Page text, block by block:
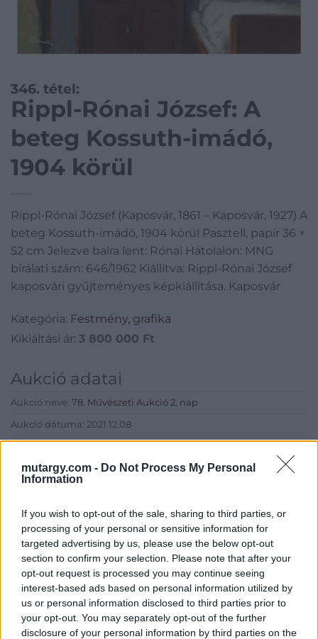
mutargy.com - Do Not Process My Personal
Information
If you wish to opt-out of the sale, sharing to third parties, or
processing of your personal or sensitive information for
targeted advertising by us, please use the below opt-out
section to confirm your selection. Please note that after your
opt-out request is processed you may continue seeing
interest-based ads based on personal information utilized by
us or personal information disclosed to third parties prior to
your opt-out. You may separately opt-out of the further
disclosure of your personal information by third parties on the
346. tétel:
Rippl-Rónai József: A
beteg Kossuth-imádó,
1904 körül
Rippl-Rónai József (Kaposvár, 1861 – Kaposvár, 1927) A
beteg Kossuth-imádó, 1904 körül Pasztell, papír 36 ×
52 cm Jelezve balra lent: Rónai Hátolalon: MNG
bírálati szám: 646/1962 Kiállítva: Rippl-Rónai József
kaposvári gyűjteményes képkiállítása. Kaposvár
Kategória: Festmény, grafika
Kikiáltási ár: 3 800 000 Ft
Aukció adatai
Aukció neve: 78. Művészeti Aukció 2. nap
Aukció dátuma: 2021.12.08
Aukció helye: MOMkult Kulturális Központ
Eladó adatai
Eladó:BÁV ART Aukciósház és
Galéria
1027 Budapest, Csalogány u.
23-33.